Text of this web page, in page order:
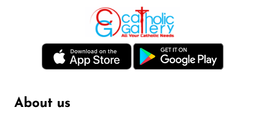
About us